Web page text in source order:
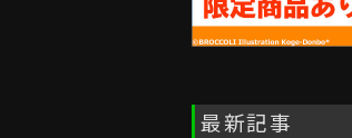
最新記事